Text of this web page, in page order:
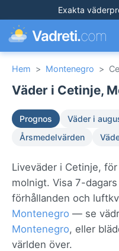
Exakta
Vadreti.com
Hem > Montenegro >
Väder i Cetinje,
Prognos Väder i
Årsmedelvärden
Liveväder i Cetinje,
molnigt. Visa 7-
förhållanden och
Montenegro — se
Montenegro, eller
världen över.